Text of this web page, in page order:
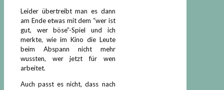
Leider übertreibt man es dann
am Ende etwas mit dem “wer ist
gut, wer böse”-Spiel und ich
merkte, wie im Kino die Leute
beim Abspann nicht mehr
wussten, wer jetzt für wen
arbeitet.
Auch passt es nicht, dass nach